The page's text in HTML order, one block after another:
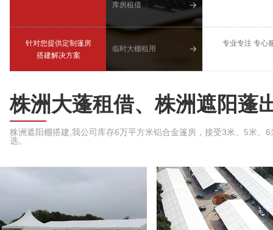
针对您提供定制篷房
搭建解决方案
库房租借
临时大棚租用
专业专注 专心
株洲大蓬租借、株洲遮阳蓬
株洲遮阳棚搭建,我公司库存6万平方米铝合金篷房，接受3米、5米
选。